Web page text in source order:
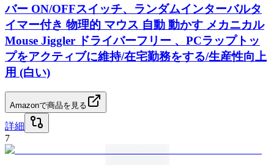
バー ON/OFFスイッチ、ランダムインターバルタ
イマー付き 物理的 マウス 自動 動かす メカニカル
Mouse Jiggler ドライバーフリー 、PCラップトッ
プをアクティブに維持/在宅勤務をする/生産性向上
用 (白い)
Amazonで商品を見る
詳細
7